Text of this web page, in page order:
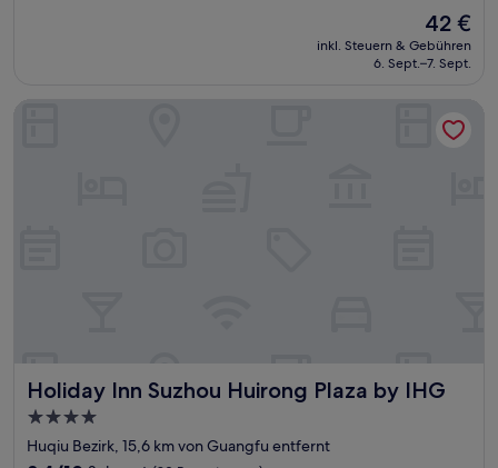
Bewertungen)
Der
Preis
beträgt
42 €
inkl. Steuern & Gebühren
6. Sept.–7. Sept.
Holiday Inn Suzhou Huirong Plaza by IHG
Holiday Inn Suzhou Huirong Plaza by IHG
4.0-
Sterne-
Huqiu Bezirk, 15,6 km von Guangfu entfernt
Holiday Inn Suzhou Huirong Plaza by IHG